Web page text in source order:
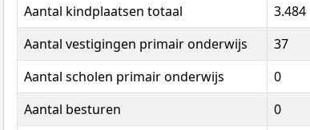
Aantal kindplaatsen totaal 3.484
Aantal vestigingen primair onderwijs
37
Aantal scholen primair onderwijs
0
Aantal besturen
0